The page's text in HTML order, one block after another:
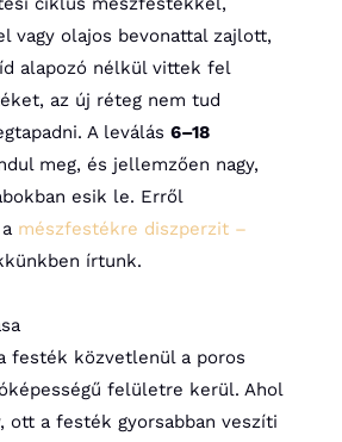
vagy olajos bevonattal zajlott,
alapozó nélkül vittek fel
az új réteg nem tud
A leválás 6–18
meg, és jellemzően nagy,
esik le. Erről
mészfestékre diszperzit –
írtunk.
festék közvetlenül a poros
felületre kerül. Ahol
ott a festék gyorsabban veszíti